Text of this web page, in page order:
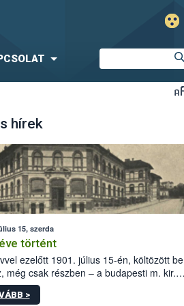
hírek
15, szerda
történt
ezelőtt 1901. július 15-én, költözött be
még csak részben – a budapesti m. kir.
állomás a Kis Rókus utca
alatti, Czigler Győző által tervezett új
>